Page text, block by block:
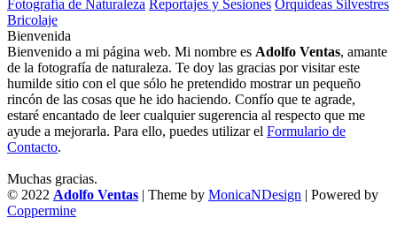
Fotografía de Naturaleza Reportajes y Sesiones Orquídeas Silvestres
Bricolaje
Bienvenida
Bienvenido a mi página web. Mi nombre es Adolfo Ventas, amante
de la fotografía de naturaleza. Te doy las gracias por visitar este
humilde sitio con el que sólo he pretendido mostrar un pequeño
rincón de las cosas que he ido haciendo. Confío que te agrade,
estaré encantado de leer cualquier sugerencia al respecto que me
ayude a mejorarla. Para ello, puedes utilizar el Formulario de
Contacto.
Muchas gracias.
© 2022 Adolfo Ventas | Theme by MonicaNDesign | Powered by
Coppermine